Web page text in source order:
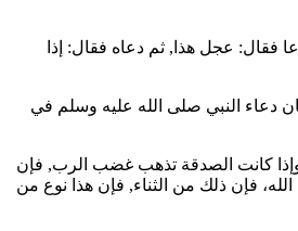
فقال: عجل هذا, ثم دعاه فقال: إذا
دعاء النبي صلى الله عليه وسلم في
وإذا كانت الصدقة تذهب غضب الرب, فإن
فإن ذلك من الثناء, فإن هذا نوع من